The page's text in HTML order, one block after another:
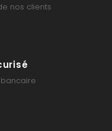
nos clients